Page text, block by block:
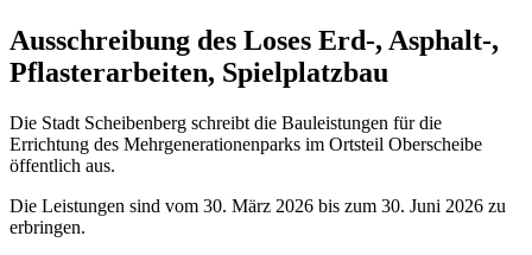
Ausschreibung des Loses Erd-, Asphalt-,
Pflasterarbeiten, Spielplatzbau
Die Stadt Scheibenberg schreibt die Bauleistungen für die
Errichtung des Mehrgenerationenparks im Ortsteil Oberscheibe
öffentlich aus.
Die Leistungen sind vom 30. März 2026 bis zum 30. Juni 2026 zu
erbringen.